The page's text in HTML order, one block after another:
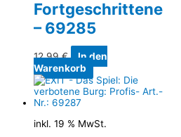
Fortgeschrittene
– 69285
12,99€
In den
Warenkorb
inkl. 19 % MwSt.